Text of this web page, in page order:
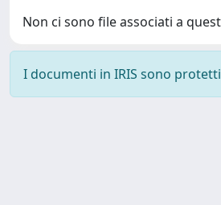
Non ci sono file associati a
I documenti in IRIS sono